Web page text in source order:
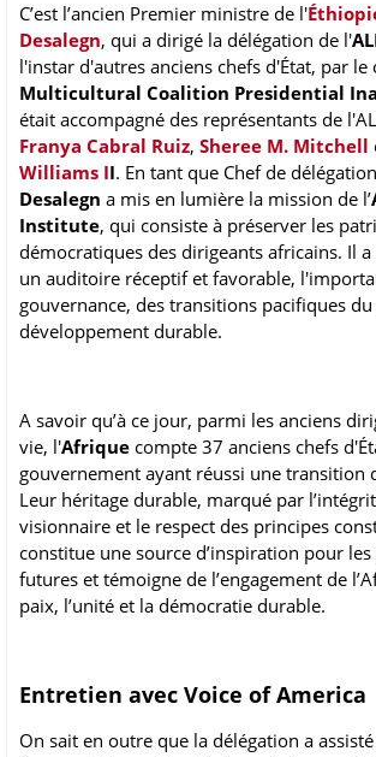
C’est l’ancien Premier ministre de l'
Desalegn, qui a dirigé la délégation de l'
l'instar d'autres anciens chefs d'État, par le
Multicultural Coalition Presidential
était accompagné des représentants de
Franya Cabral Ruiz, Sheree M. Mitchell
Williams II. En tant que Chef de
Desalegn a mis en lumière la mission de l’
Institute, qui consiste à préserver les
démocratiques des dirigeants africains. Il
un auditoire réceptif et favorable,
gouvernance, des transitions pacifiques
développement durable.
A savoir qu’à ce jour, parmi les anciens
vie, l'Afrique compte 37 anciens chefs
gouvernement ayant réussi une transition
Leur héritage durable, marqué par
visionnaire et le respect des principes
constitue une source d’inspiration pour
futures et témoigne de l’engagement de
paix, l’unité et la démocratie durable.
Entretien avec Voice of America
On sait en outre que la délégation a